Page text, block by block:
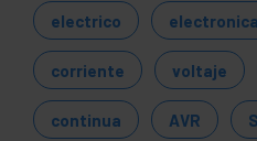
electrico electronica
corriente voltaje
continua AVR